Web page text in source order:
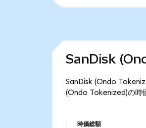
SanDisk
SanDisk (Ondo
(Ondo Tokenized)の時
時価総額